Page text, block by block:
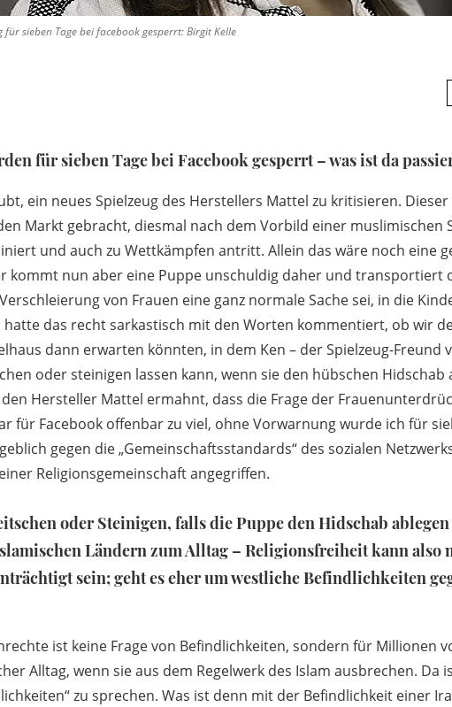
sieben Tage bei facebook gesperrt: Birgit Kelle
für sieben Tage bei Facebook gesperrt– was ist da
ein neues Spielzeug des Herstellers Mattel zu kritisieren.
Markt gebracht, diesmal nach dem Vorbild einer muslimischen
und auch zu Wettkämpfen antritt. Allein das wäre noch eine
kommt nun aber eine Puppe unschuldig daher und transportiert
von Frauen eine ganz normale Sache sei, in die
hatte das recht sarkastisch mit den Worten kommentiert, ob wir
dann erwarten könnten, in dem Ken – der Spielzeug-Freund
oder steinigen lassen kann, wenn sie den hübschen Hidschab
Hersteller Mattel ermahnt, dass die Frage der
für Facebook offenbar zu viel, ohne Vorwarnung wurde ich für
gegen die „Gemeinschaftsstandards“ des sozialen
Religionsgemeinschaft angegriffen.
oder Steinigen, falls die Puppe den Hidschab
Ländern zum Alltag – Religionsfreiheit kann also
sein; geht es eher um westliche Befindlichkeiten
ist keine Frage von Befindlichkeiten, sondern für Millionen
Alltag, wenn sie aus dem Regelwerk des Islam ausbrechen. Da
zu sprechen. Was ist denn mit der Befindlichkeit einer